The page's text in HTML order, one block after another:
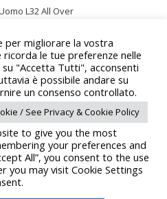
L32 All Over
Double/Standard/Big/Surf dal 1
per migliorare la vostra
ricorda le tue preferenze nelle
"Accetta Tutti", acconsenti
è possibile andare su
un consenso controllato.
/ See Privacy & Cookie Policy
to give you the most
your preferences and
All”, you consent to the use
you may visit Cookie Settings